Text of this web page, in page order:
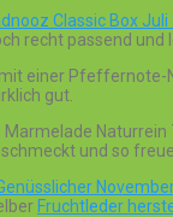
Classic Box
recht passend und
einer
gut.
Naturrein
und so
Fruchtleder